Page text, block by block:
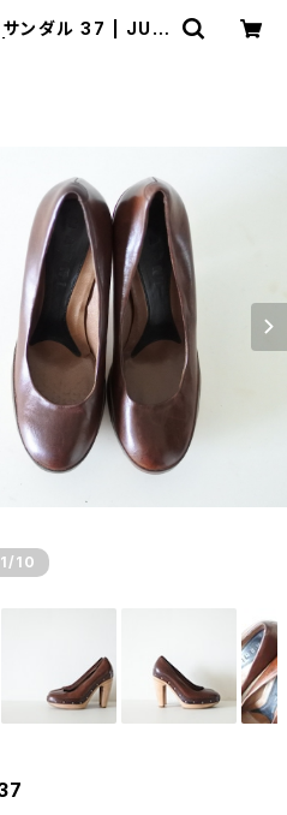
ンダル 37 | JUS
1 /10